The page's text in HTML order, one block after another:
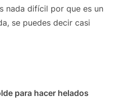
nada difícil por que es un
se puedes decir casi
para hacer helados